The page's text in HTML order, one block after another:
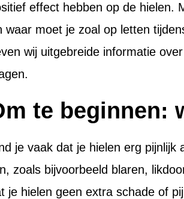
effect hebben op de hielen.
waar moet je zoal op letten
wij uitgebreide informatie
te beginnen:
je vaak dat je hielen erg pijnlijk
zoals bijvoorbeeld blaren,
je hielen geen extra schade of